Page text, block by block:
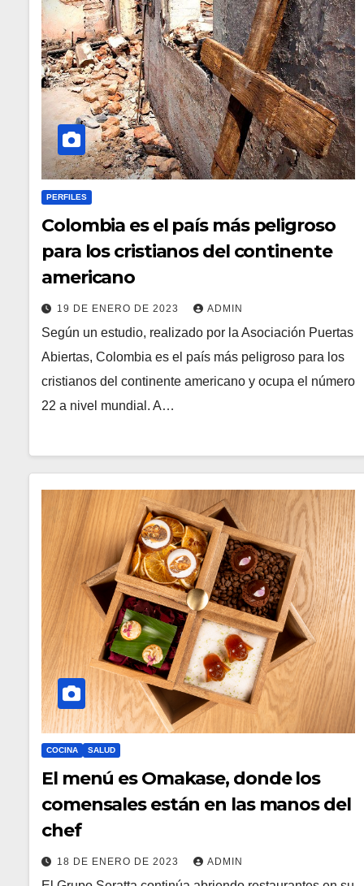
PERFILES
Colombia es el país más peligroso
para los cristianos del continente
americano
19 DE ENERO DE 2023 ADMIN
Según un estudio, realizado por la Asociación Puertas
Abiertas, Colombia es el país más peligroso para los
cristianos del continente americano y ocupa el número
22 a nivel mundial. A…
COCINA SALUD
El menú es Omakase, donde los
comensales están en las manos del
chef
18 DE ENERO DE 2023 ADMIN